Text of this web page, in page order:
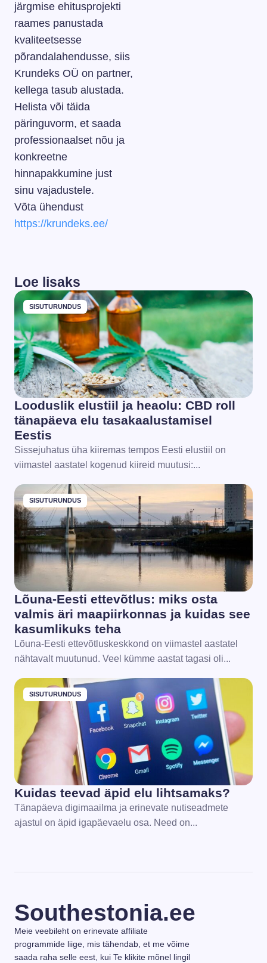
järgmise ehitusprojekti
raames panustada
kvaliteetsesse
põrandalahendusse, siis
Krundeks OÜ on partner,
kellega tasub alustada.
Helista või täida
päringuvorm, et saada
professionaalset nõu ja
konkreetne
hinnapakkumine just
sinu vajadustele.
Võta ühendust
https://krundeks.ee/
Loe lisaks
SISUTURUNDUS
Looduslik elustiil ja heaolu: CBD roll
tänapäeva elu tasakaalustamisel
Eestis
Sissejuhatus üha kiiremas tempos Eesti elustiil on
viimastel aastatel kogenud kiireid muutusi:...
SISUTURUNDUS
Lõuna-Eesti ettevõtlus: miks osta
valmis äri maapiirkonnas ja kuidas see
kasumlikuks teha
Lõuna-Eesti ettevõtluskeskkond on viimastel aastatel
nähtavalt muutunud. Veel kümme aastat tagasi oli...
SISUTURUNDUS
Kuidas teevad äpid elu lihtsamaks?
Tänapäeva digimaailma ja erinevate nutiseadmete
ajastul on äpid igapäevaelu osa. Need on...
Southestonia.ee
Meie veebileht on erinevate affiliate
programmide liige, mis tähendab, et me võime
saada raha selle eest, kui Te klikite mõnel lingil